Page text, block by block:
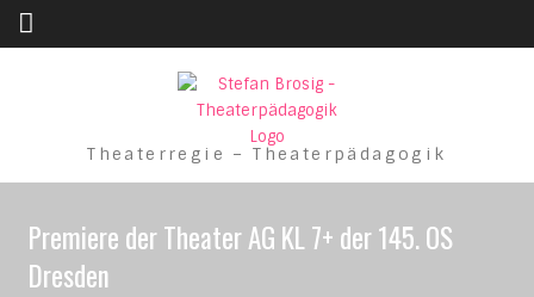
Skip to content
Theaterregie – Theaterpädagogik
Premiere der Theater AG KL 7+ der 145. OS
Dresden